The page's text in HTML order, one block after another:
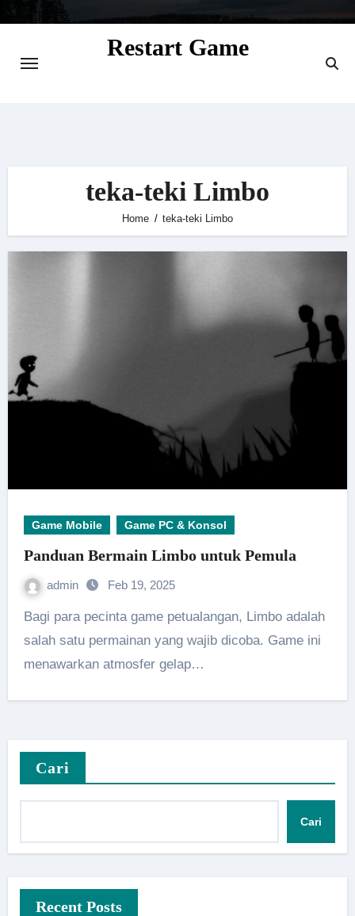
Restart Game
teka-teki Limbo
Home teka-teki Limbo
Game Mobile Game PC & Konsol
Panduan Bermain Limbo untuk Pemula
admin Feb 19, 2025
Bagi para pecinta game petualangan, Limbo adalah
salah satu permainan yang wajib dicoba. Game ini
menawarkan atmosfer gelap…
Cari
Cari
Recent Posts